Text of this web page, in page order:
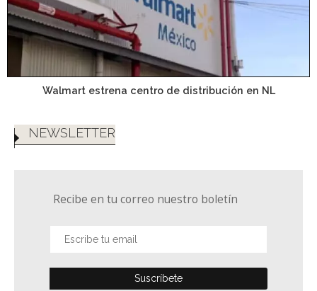
Walmart estrena centro de distribución en NL
NEWSLETTER
Recibe en tu correo nuestro boletín